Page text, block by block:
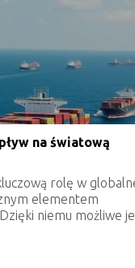
na światową
rolę w
elementem
niemu możliwe